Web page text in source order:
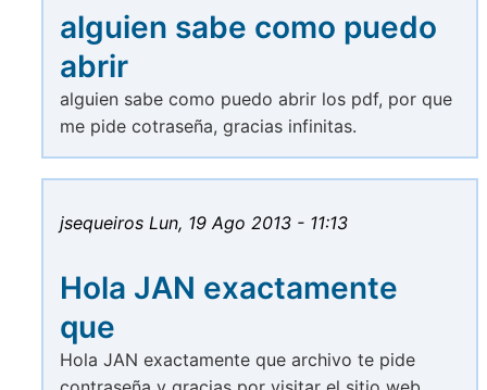
alguien sabe como puedo
abrir
alguien sabe como puedo abrir los pdf, por que
me pide cotraseña, gracias infinitas.
jsequeiros Lun, 19 Ago 2013 - 11:13
Hola JAN exactamente
que
Hola JAN exactamente que archivo te pide